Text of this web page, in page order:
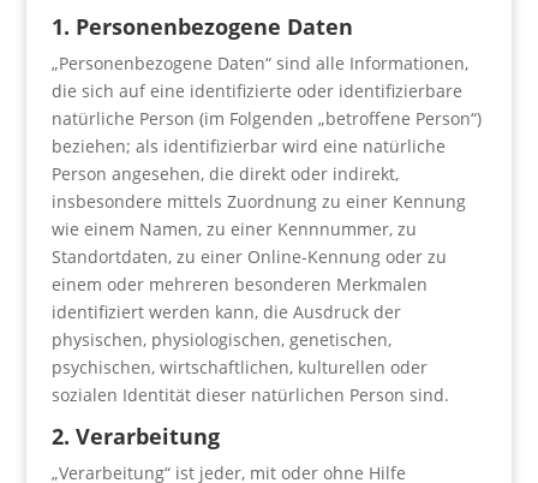
1. Personenbezogene Daten
„Personenbezogene Daten“ sind alle Informationen,
die sich auf eine identifizierte oder identifizierbare
natürliche Person (im Folgenden „betroffene Person“)
beziehen; als identifizierbar wird eine natürliche
Person angesehen, die direkt oder indirekt,
insbesondere mittels Zuordnung zu einer Kennung
wie einem Namen, zu einer Kennnummer, zu
Standortdaten, zu einer Online-Kennung oder zu
einem oder mehreren besonderen Merkmalen
identifiziert werden kann, die Ausdruck der
physischen, physiologischen, genetischen,
psychischen, wirtschaftlichen, kulturellen oder
sozialen Identität dieser natürlichen Person sind.
2. Verarbeitung
„Verarbeitung“ ist jeder, mit oder ohne Hilfe